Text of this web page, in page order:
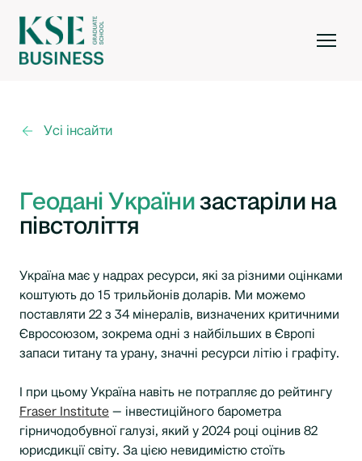
Усі інсайти
Геодані Українизастаріли на
півстоліття
Україна має у надрах ресурси, які за різними оцінками
коштують до 15 трильйонів доларів. Ми можемо
поставляти 22 з 34 мінералів, визначених критичними
Євросоюзом, зокрема одні з найбільших в Європі
запаси титану та урану, значні ресурси літію і графіту.
І при цьому Україна навіть не потрапляє до рейтингу
Fraser Institute — інвестиційного барометра
гірничодобувної галузі, який у 2024 році оцінив 82
юрисдикції світу. За цією невидимістю стоїть